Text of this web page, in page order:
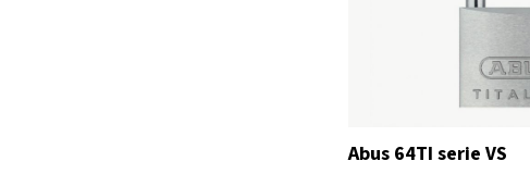
Abus 64TI serie VS